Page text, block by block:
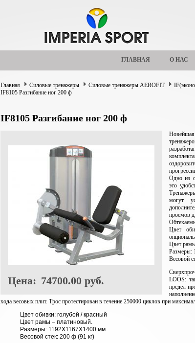
ГЛАВНАЯ О НАС
Главная Силовые тренажеры Силовые тренажеры AEROFIT
IF8105 Разгибание ног 200 ф
IF8105 Разгибание ног 200 ф
Цена: 74700.00 руб.
Одно из
это
могут
проемов
Цвет
Цвет
Размеры:
Весовой
LOOS:
предел
хода весовых плит. Трос протестирован в течение 250000 циклов при
Цвет обивки: голубой / красный
Цвет рамы – платиновый.
Размеры: 1192X1167X1400 мм
Весовой стек: 200 ф (91 кг)